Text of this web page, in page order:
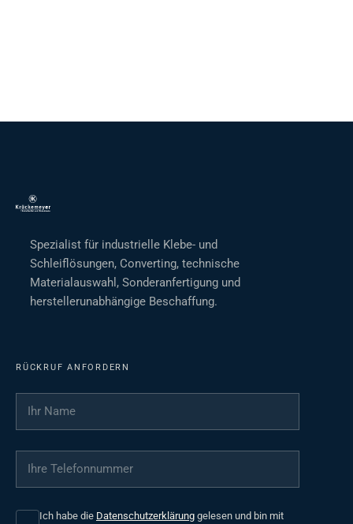
Spezialist für industrielle Klebe- und
Schleiflösungen, Converting, technische
Materialauswahl, Sonderanfertigung und
herstellerunabhängige Beschaffung.
RÜCKRUF ANFORDERN
Ihr Name
Ihre Telefonnummer
Ich habe die Datenschutzerklärung gelesen und bin mit